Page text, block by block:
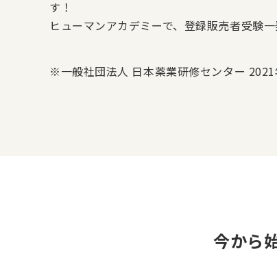
す！
ヒューマンアカデミーで、登録販売者受験
※一般社団法人 日本薬業研修センター
今から